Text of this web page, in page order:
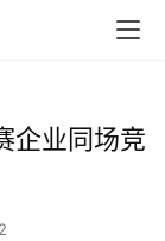
企业同场竞